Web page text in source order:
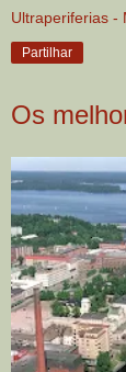
Ultraperiferias -
Partilhar
Os